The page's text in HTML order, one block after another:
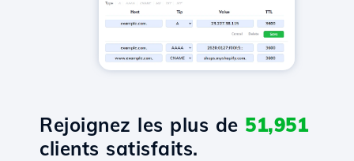
Rejoignez les plus de 51,951
clients satisfaits.